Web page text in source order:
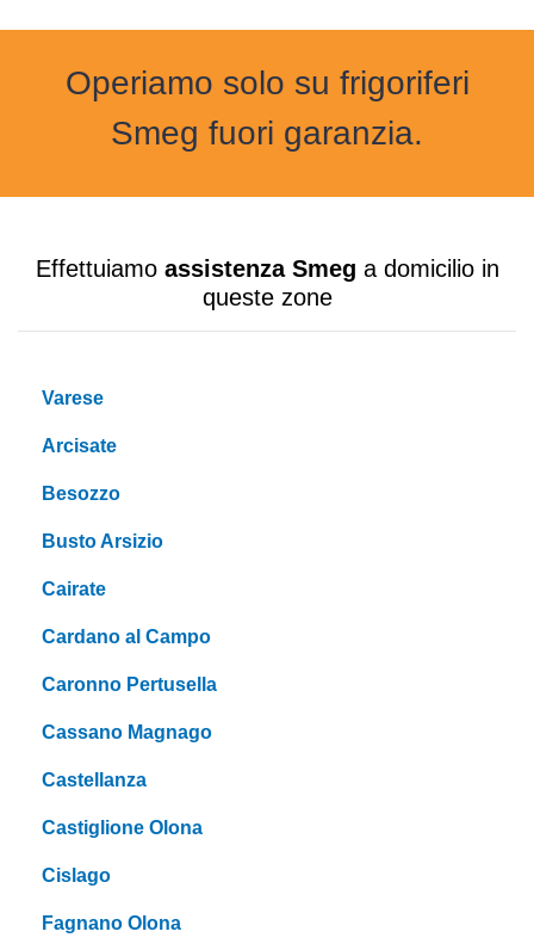
Operiamo solo su frigoriferi
Smeg fuori garanzia.
Effettuiamo assistenza Smeg a domicilio in
queste zone
Varese
Arcisate
Besozzo
Busto Arsizio
Cairate
Cardano al Campo
Caronno Pertusella
Cassano Magnago
Castellanza
Castiglione Olona
Cislago
Fagnano Olona